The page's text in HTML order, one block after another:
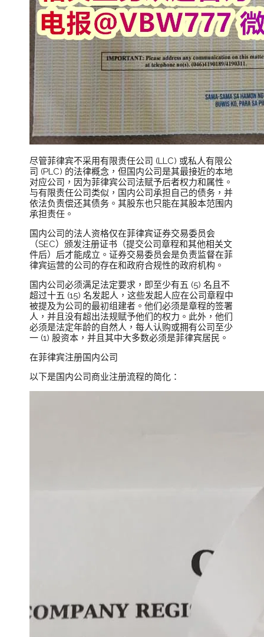
尽管菲律宾不采用有限责任公司 (LLC) 或私人有限公
司 (PLC) 的法律概念，但国内公司是其最接近的本地
对应公司，因为菲律宾公司法赋予后者权力和属性。
与有限责任公司类似，国内公司承担自己的债务，并
依法负责偿还其债务。其股东也只能在其股本范围内
承担责任。
国内公司的法人资格仅在菲律宾证券交易委员会
（SEC）颁发注册证书（提交公司章程和其他相关文
件后）后才能成立。证券交易委员会是负责监督在菲
律宾运营的公司的存在和政府合规性的政府机构。
国内公司必须满足法定要求，即至少有五 (5) 名且不
超过十五 (15) 名发起人，这些发起人应在公司章程中
被提及为公司的最初组建者。他们必须是章程的签署
人，并且没有超出法规赋予他们的权力。此外，他们
必须是法定年龄的自然人，每人认购或拥有公司至少
一 (1) 股资本，并且其中大多数必须是菲律宾居民。
在菲律宾注册国内公司
以下是国内公司商业注册流程的简化：